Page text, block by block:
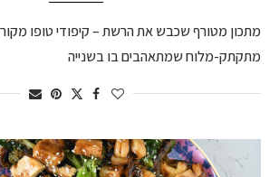
מתכון מטורף שכבש את הרשת – קיפודי טופו
מתקתק-מלוח שמתאהבים בו בשנייה